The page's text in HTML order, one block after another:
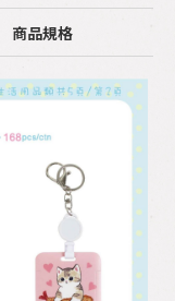
商品規格